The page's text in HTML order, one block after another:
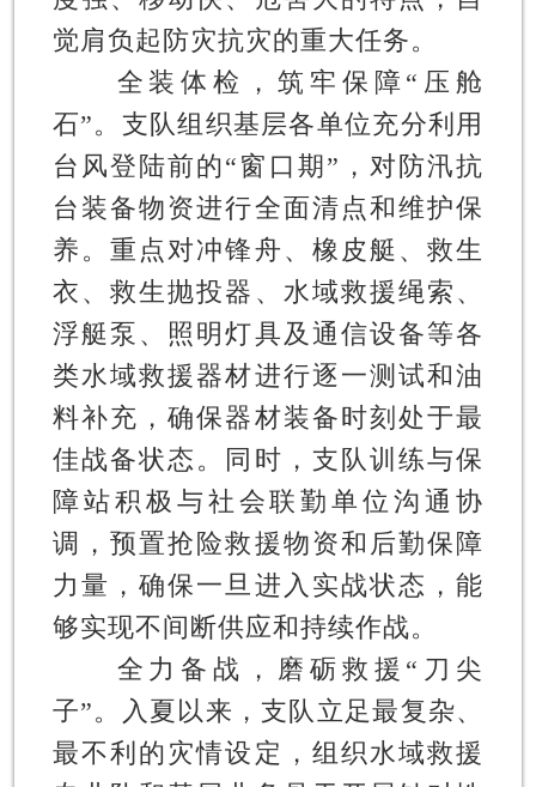
觉肩负起防灾抗灾的重大任务。
全装体检，筑牢保障“压舱
石”。 支队组织基层各单位充分利用
台风登陆前的“窗口期”，对防汛抗
台装备物资进行全面清点和维护保
养。重点对冲锋舟、橡皮艇、救生
衣、救生抛投器、水域救援绳索、
浮艇泵、照明灯具及通信设备等各
类水域救援器材进行逐一测试和油
料补充，确保器材装备时刻处于最
佳战备状态。同时，支队训练与保
障站积极与社会联勤单位沟通协
调，预置抢险救援物资和后勤保障
力量，确保一旦进入实战状态，能
够实现不间断供应和持续作战。
全力备战，磨砺救援“刀尖
子”。
入夏以来，支队立足最复杂、
最不利的灾情设定，组织水域救援